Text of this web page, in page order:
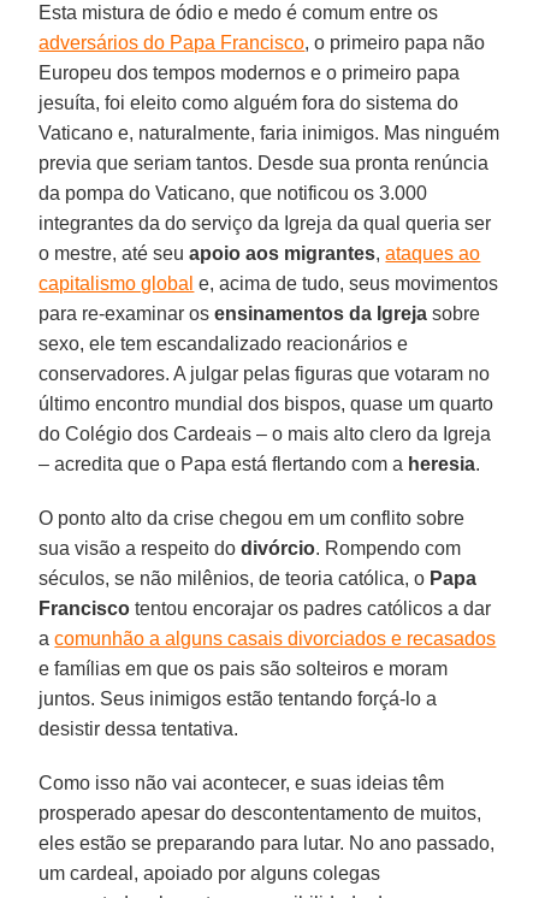
Esta mistura de ódio e medo é comum entre os
adversários do Papa Francisco, o primeiro papa não
Europeu dos tempos modernos e o primeiro papa
jesuíta, foi eleito como alguém fora do sistema do
Vaticano e, naturalmente, faria inimigos. Mas ninguém
previa que seriam tantos. Desde sua pronta renúncia
da pompa do Vaticano, que notificou os 3.000
integrantes da do serviço da Igreja da qual queria ser
o mestre, até seuapoio aos migrantes,ataques ao
capitalismo global e, acima de tudo, seus movimentos
para re-examinar os ensinamentos da Igreja sobre
sexo, ele tem escandalizado reacionários e
conservadores. A julgar pelas figuras que votaram no
último encontro mundial dos bispos, quase um quarto
do Colégio dos Cardeais – o mais alto clero da Igreja
– acredita que o Papa está flertando com a heresia.
O ponto alto da crise chegou em um conflito sobre
sua visão a respeito dodivórcio. Rompendo com
séculos, se não milênios, de teoria católica, o Papa
Francisco tentou encorajar os padres católicos a dar
acomunhão a alguns casais divorciados e recasados
e famílias em que os pais são solteiros e moram
juntos. Seus inimigos estão tentando forçá-lo a
desistir dessa tentativa.
Como isso não vai acontecer, e suas ideias têm
prosperado apesar do descontentamento de muitos,
eles estão se preparando para lutar. No ano passado,
um cardeal, apoiado por alguns colegas